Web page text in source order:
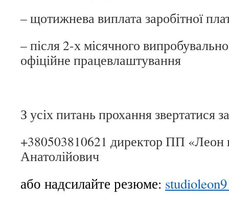
– щотижнева виплата заробітної
– після 2-х місячного
офіційне працевлаштування
З усіх питань прохання звертатися
+380503810621 директор ПП
Анатолійович
або надсилайте резюме: